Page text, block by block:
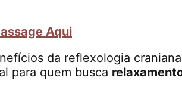
Aqui
da reflexologia
para quem busca